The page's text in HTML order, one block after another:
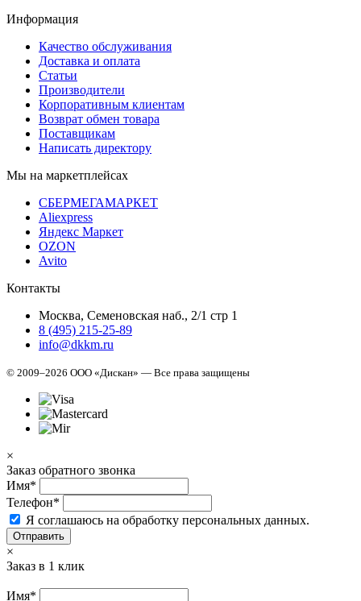
Информация
Качество обслуживания
Доставка и оплата
Статьи
Производители
Корпоративным клиентам
Возврат обмен товара
Поставщикам
Написать директору
Мы на маркетплейсах
СБЕРМЕГАМАРКЕТ
Aliexpress
Яндекс Маркет
OZON
Avito
Контакты
Москва, Семеновская наб., 2/1 стр 1
8 (495) 215-25-89
info@dkkm.ru
© 2009–2026 ООО «Дискан» — Все права защищены
×
Заказ обратного звонка
Имя*
Телефон*
Я соглашаюсь на обработку персональных данных.
Отправить
×
Заказ в 1 клик
Имя*